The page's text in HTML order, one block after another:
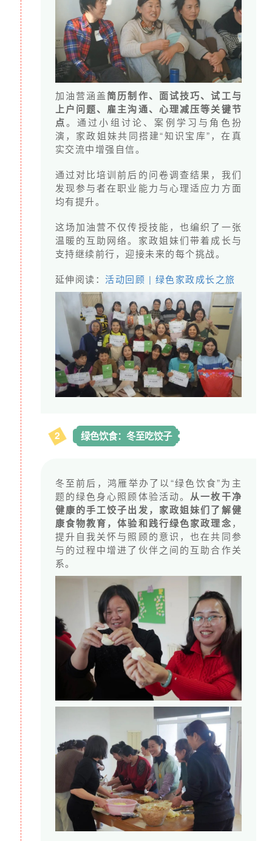
从2017年开始的“百手撑家”艺术节即将举办第三届
鸿雁每两年举办一次家政工共创的“百手撑家”艺术节
展现家政工的风采
有了这个舞台
我们发现只要提供了空间
让家政工有参与的机会
每个人都有巨大的潜能
每个人都有无限的可能性。
何明英在百手撑家摄影展看自己的照片
从职业技能到职业认同
过去几年，鸿雁从已有的工作中发现，雇主与
加油营涵盖简历制作、面试技巧、试工与
上户问题、雇主沟通、心理减压等关键节
点。通过小组讨论、案例学习与角色扮
演，家政姐妹共同搭建“知识宝库”，在真
实交流中增强自信。
通过对比培训前后的问卷调查结果，我们
发现参与者在职业能力与心理适应力方面
均有提升。
这场加油营不仅传授技能，也编织了一张
温暖的互助网络。家政姐妹们带着成长与
支持继续前行，迎接未来的每个挑战。
延伸阅读：活动回顾 | 绿色家政成长之旅
2 绿色饮食：冬至吃饺子
冬至前后，鸿雁举办了以“绿色饮食”为主
题的绿色身心照顾体验活动。 从一枚干净
健康的手工饺子出发，家政姐妹们了解健
康食物教育，体验和践行绿色家政理念，
提升自我关怀与照顾的意识，也在共同参
与的过程中增进了伙伴之间的互助合作关
系。